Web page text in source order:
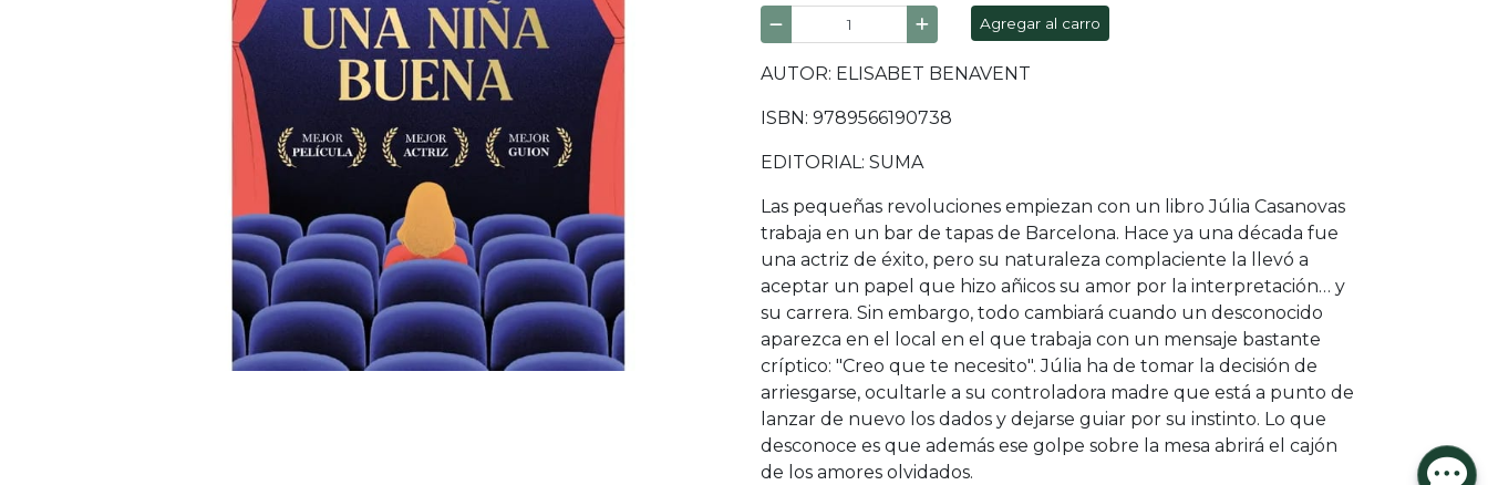
Agregar al carro
AUTOR: ELISABET BENAVENT
ISBN: 9789566190738
EDITORIAL: SUMA
Las pequeñas revoluciones empiezan con un libro Júlia Casanovas
trabaja en un bar de tapas de Barcelona. Hace ya una década fue
una actriz de éxito, pero su naturaleza complaciente la llevó a
aceptar un papel que hizo añicos su amor por la interpretación… y
su carrera. Sin embargo, todo cambiará cuando un desconocido
aparezca en el local en el que trabaja con un mensaje bastante
críptico: "Creo que te necesito". Júlia ha de tomar la decisión de
arriesgarse, ocultarle a su controladora madre que está a punto de
lanzar de nuevo los dados y dejarse guiar por su instinto. Lo que
desconoce es que además ese golpe sobre la mesa abrirá el cajón
de los amores olvidados.